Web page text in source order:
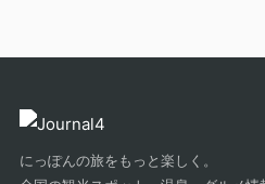
にっぽんの旅をもっと楽しく。